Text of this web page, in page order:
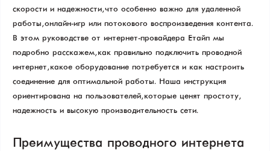
скорости и надежности, что особенно важно для удаленной
работы, онлайн-игр или потокового воспроизведения контента.
В этом руководстве от интернет-провайдера Етайп мы
подробно расскажем, как правильно подключить проводной
интернет, какое оборудование потребуется и как настроить
соединение для оптимальной работы. Наша инструкция
ориентирована на пользователей, которые ценят простоту,
надежность и высокую производительность сети.
Преимущества проводного интернета